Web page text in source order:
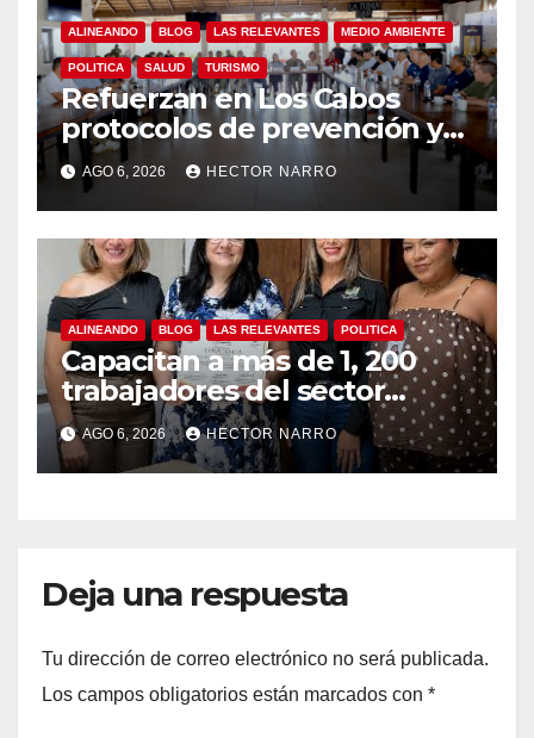
ALINEANDO BLOG LAS RELEVANTES MEDIO AMBIENTE
POLITICA SALUD TURISMO
Refuerzan en Los Cabos
protocolos de prevención y
rescate en playas ante oleaje
y temporada de ciclones
AGO 6, 2026 HECTOR NARRO
ALINEANDO BLOG LAS RELEVANTES POLITICA
Capacitan a más de 1, 200
trabajadores del sector
hotelero en derechos
humanos y respeto laboral
en Los Cabos
AGO 6, 2026 HECTOR NARRO
Deja una respuesta
Tu dirección de correo electrónico no será publicada.
Los campos obligatorios están marcados con *